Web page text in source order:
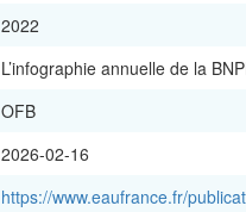
2022
L’infographie annuelle de la
OFB
2026-02-16
https://www.eaufrance.fr/